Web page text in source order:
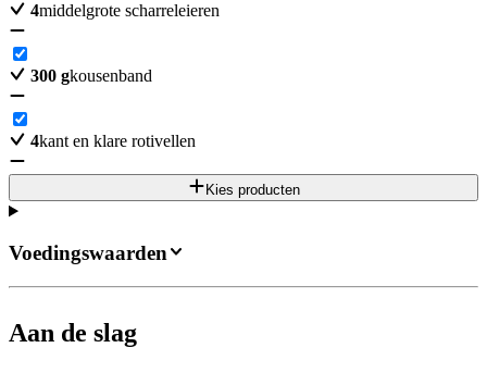
4middelgrote scharreleieren
300 gkousenband
4kant en klare rotivellen
Kies producten
Aan de slag
Voedingswaarden